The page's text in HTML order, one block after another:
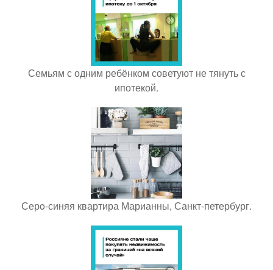
Семьям с одним ребёнком советуют не тянуть с
ипотекой.
Серo-синяя квартира Марианны, Санкт-петербург.